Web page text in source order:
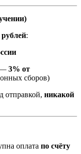
рублей:
— 3% от
сборов)
отправкой, никакой
оплата по счёту